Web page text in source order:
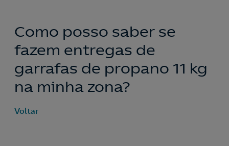
Como posso saber se
fazem entregas de
garrafas de propano 11 kg
na minha zona?
Voltar